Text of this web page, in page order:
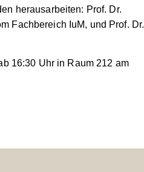
herausarbeiten: Prof. Dr.
Fachbereich IuM, und Prof. Dr.
16:30 Uhr in Raum 212 am